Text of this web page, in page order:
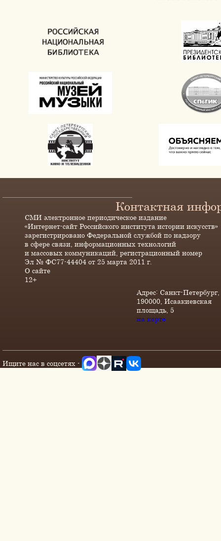
Контактная
СМИ электронное периодическое издание
«Интернет-сайт Российского института истории искусств»
зарегистрировано Федеральной службой по надзору
в сфере связи, информационных технологий
и массовых коммуникаций, регистрационный номер
Эл № ФС77-44404 от 25 марта 2011 г.
О сайте
12+
Адрес: Санкт-Петербург,
190000, Исаакиевская
площадь, 5
на карте
Ищите нас в соцсетях -